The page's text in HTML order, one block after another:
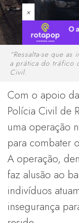
×
“Ressalta-se que
a prática do tráfico
Civil.
Com o apoio
Polícia Civil de
uma operação
para combater
A operação,
faz alusão ao
indivíduos
insegurança